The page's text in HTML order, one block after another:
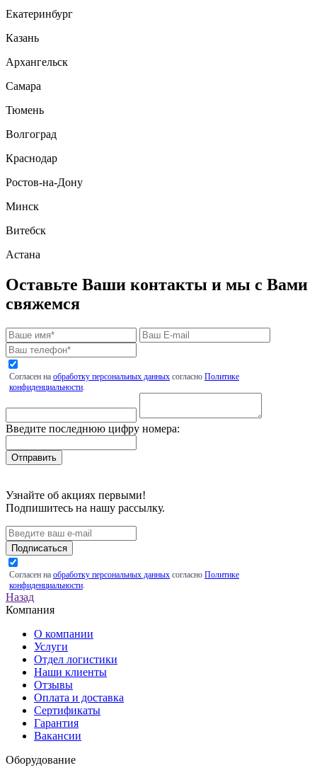
Екатеринбург
Казань
Архангельск
Самара
Тюмень
Волгоград
Краснодар
Ростов-на-Дону
Минск
Витебск
Астана
Оставьте Ваши контакты и мы с Вами
свяжемся
Согласен на обработку персональных данных согласно Политике
конфиденциальности.
Введите последнюю цифру номера:
Узнайте об акциях первыми!
Подпишитесь на нашу рассылку.
Подписаться
Согласен на обработку персональных данных согласно Политике
конфиденциальности.
Назад
Компания
О компании
Услуги
Отдел логистики
Наши клиенты
Отзывы
Оплата и доставка
Сертификаты
Гарантия
Вакансии
Оборудование